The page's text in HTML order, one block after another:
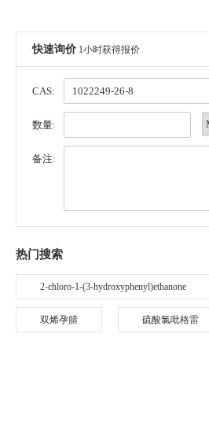
快速询价 1小时获得报价
CAS:
数量:
备注:
热门搜索
2-chloro-1-(3-hydroxyphenyl)ethanone
双烯孕腈 硫酸氯吡格雷